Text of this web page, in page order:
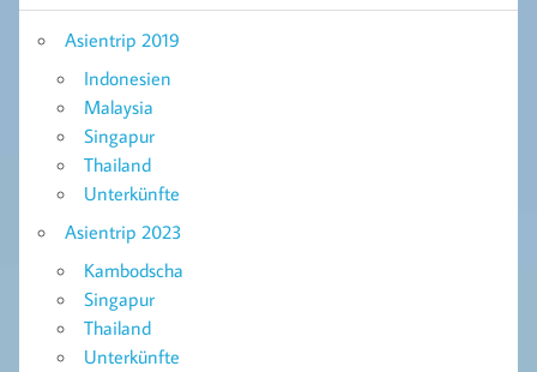
Asientrip 2019
Indonesien
Malaysia
Singapur
Thailand
Unterkünfte
Asientrip 2023
Kambodscha
Singapur
Thailand
Unterkünfte